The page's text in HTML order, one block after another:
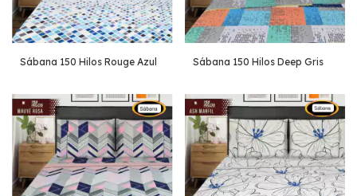
Sábana 150 Hilos Rouge Azul Sábana 150 Hilos Deep Gris